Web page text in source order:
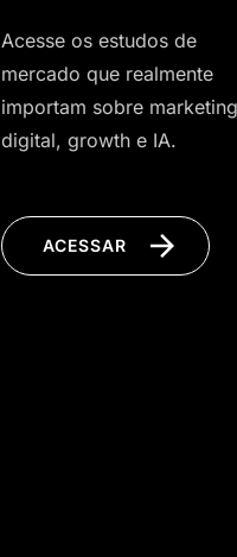
Acesse os estudos de
mercado que realmente
importam sobre marketing
digital, growth e IA.
ACESSAR